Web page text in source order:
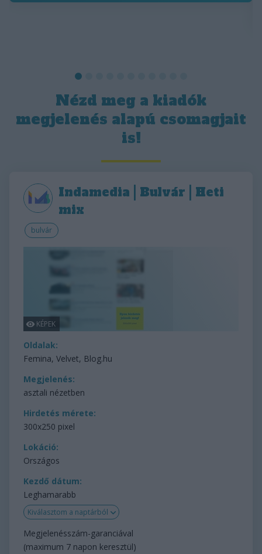
Nézd meg a kiadók
megjelenés alapú csomagjait
is!
Indamedia | Bulvár | Heti
mix
bulvár
Oldalak:
Femina, Velvet, Blog.hu
Megjelenés:
asztali nézetben
Hirdetés mérete:
300x250 pixel
Lokáció:
Országos
Kezdő dátum:
Leghamarabb
Kiválasztom a naptárból
Megjelenésszám-garanciával
(maximum 7 napon keresztül)